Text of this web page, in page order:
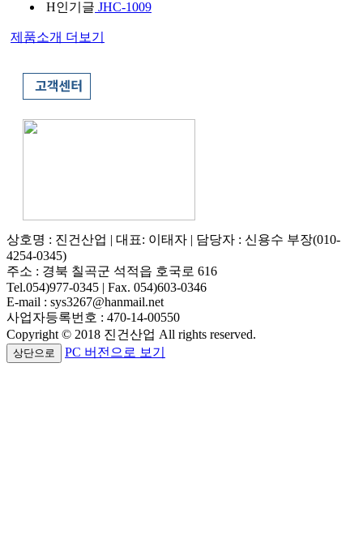
H인기글 JHC-1009
제품소개 더보기
상호명 : 진건산업 | 대표: 이태자 | 담당자 : 신용수 부장(010-
4254-0345)
주소 : 경북 칠곡군 석적읍 호국로 616
Tel.054)977-0345 | Fax. 054)603-0346
E-mail : sys3267@hanmail.net
사업자등록번호 : 470-14-00550
Copyright © 2018 진건산업 All rights reserved.
상단으로 PC 버전으로 보기